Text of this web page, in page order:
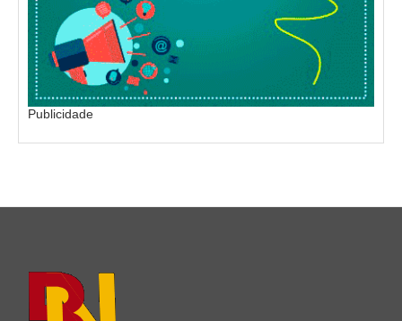
Publicidade